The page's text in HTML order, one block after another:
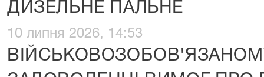
ДИЗЕЛЬНЕ ПАЛЬНЕ
10 липня 2026, 14:53